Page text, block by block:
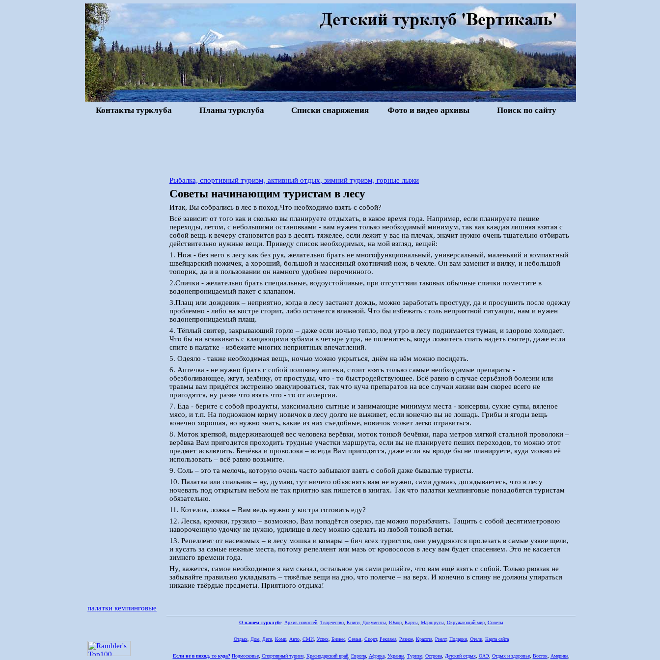
Контакты турклуба Планы турклуба Списки снаряжения Фото и видео архивы Поиск по сайту
Рыбалка, спортивный туризм, активный отдых, зимний туризм, горные лыжи
Советы начинающим туристам в лесу
Итак, Вы собрались в лес в поход.Что необходимо взять с собой?
Всё зависит от того как и сколько вы планируете отдыхать, в какое время года. Например, если планируете пешие
переходы, летом, с небольшими остановками - вам нужен только необходимый минимум, так как каждая лишняя взятая с
собой вещь к вечеру становится раз в десять тяжелее, если лежит у вас на плечах, значит нужно очень тщательно отбирать
действительно нужные вещи. Приведу список необходимых, на мой взгляд, вещей:
1. Нож - без него в лесу как без рук, желательно брать не многофункциональный, универсальный, маленький и компактный
швейцарский ножичек, а хороший, большой и массивный охотничий нож, в чехле. Он вам заменит и вилку, и небольшой
топорик, да и в пользовании он намного удобнее перочинного.
2.Спички - желательно брать специальные, водоустойчивые, при отсутствии таковых обычные спички поместите в
водонепроницаемый пакет с клапаном.
3.Плащ или дождевик – неприятно, когда в лесу застанет дождь, можно заработать простуду, да и просушить после одежду
проблемно - либо на костре сгорит, либо останется влажной. Что бы избежать столь неприятной ситуации, нам и нужен
водонепроницаемый плащ.
4. Тёплый свитер, закрывающий горло – даже если ночью тепло, под утро в лесу поднимается туман, и здорово холодает.
Что бы ни вскакивать с клацающими зубами в четыре утра, не поленитесь, когда ложитесь спать надеть свитер, даже если
спите в палатке - избежите многих неприятных впечатлений.
5. Одеяло - также необходимая вещь, ночью можно укрыться, днём на нём можно посидеть.
6. Аптечка - не нужно брать с собой половину аптеки, стоит взять только самые необходимые препараты -
обезболивающее, жгут, зелёнку, от простуды, что - то быстродействующее. Всё равно в случае серьёзной болезни или
травмы вам придётся экстренно эвакуироваться, так что куча препаратов на все случаи жизни вам скорее всего не
пригодятся, ну разве что взять что - то от аллергии.
7. Еда - берите с собой продукты, максимально сытные и занимающие минимум места - консервы, сухие супы, вяленое
мясо, и т.п. На подножном корму новичок в лесу долго не выживет, если конечно вы не лошадь. Грибы и ягоды вещь
конечно хорошая, но нужно знать, какие из них съедобные, новичок может легко отравиться.
8. Моток крепкой, выдерживающей вес человека верёвки, моток тонкой бечёвки, пара метров мягкой стальной проволоки –
верёвка Вам пригодится проходить трудные участки маршрута, если вы не планируете пеших переходов, то можно этот
предмет исключить. Бечёвка и проволока – всегда Вам пригодятся, даже если вы вроде бы не планируете, куда можно её
использовать – всё равно возьмите.
9. Соль – это та мелочь, которую очень часто забывают взять с собой даже бывалые туристы.
10. Палатка или спальник – ну, думаю, тут ничего объяснять вам не нужно, сами думаю, догадываетесь, что в лесу
ночевать под открытым небом не так приятно как пишется в книгах. Так что палатки кемпинговые понадобятся туристам
обязательно.
11. Котелок, ложка – Вам ведь нужно у костра готовить еду?
12. Леска, крючки, грузило – возможно, Вам попадётся озерко, где можно порыбачить. Тащить с собой десятиметровою
навороченную удочку не нужно, удилище в лесу можно сделать из любой тонкой ветки.
13. Репеллент от насекомых – в лесу мошка и комары – бич всех туристов, они умудряются пролезать в самые узкие щели,
и кусать за самые нежные места, потому репеллент или мазь от кровососов в лесу вам будет спасением. Это не касается
зимнего времени года.
Ну, кажется, самое необходимое я вам сказал, остальное уж сами решайте, что вам ещё взять с собой. Только рюкзак не
забывайте правильно укладывать – тяжёлые вещи на дно, что полегче – на верх. И конечно в спину не должны упираться
никакие твёрдые предметы. Приятного отдыха!
палатки кемпинговые
О нашем турклубе: Архив новостей, Творчество, Книги, Документы, Юмор, Карты, Маршруты, Окружающий мир, Советы
Отдых, Дом, Дети, Комп, Авто, СМИ, Успех, Бизнес, Семья, Спорт, Реклама, Разное, Красота, Риелт, Подарки, Отели, Карта сайта
Если не в поход, то куда? Подмосковье, Спортивный туризм, Краснодарский край, Европа, Африка, Украина, Туризм, Острова, Детский отдых, ОАЭ, Отдых и здоровье, Восток, Америка,